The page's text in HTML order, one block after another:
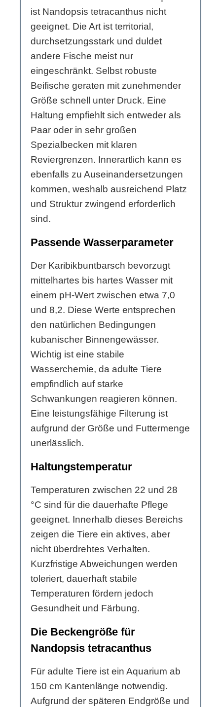
ist Nandopsis tetracanthus nicht
geeignet. Die Art ist territorial,
durchsetzungsstark und duldet
andere Fische meist nur
eingeschränkt. Selbst robuste
Beifische geraten mit zunehmender
Größe schnell unter Druck. Eine
Haltung empfiehlt sich entweder als
Paar oder in sehr großen
Spezialbecken mit klaren
Reviergrenzen. Innerartlich kann es
ebenfalls zu Auseinandersetzungen
kommen, weshalb ausreichend Platz
und Struktur zwingend erforderlich
sind.
Passende Wasserparameter
Der Karibikbuntbarsch bevorzugt
mittelhartes bis hartes Wasser mit
einem pH-Wert zwischen etwa 7,0
und 8,2. Diese Werte entsprechen
den natürlichen Bedingungen
kubanischer Binnengewässer.
Wichtig ist eine stabile
Wasserchemie, da adulte Tiere
empfindlich auf starke
Schwankungen reagieren können.
Eine leistungsfähige Filterung ist
aufgrund der Größe und Futtermenge
unerlässlich.
Haltungstemperatur
Temperaturen zwischen 22 und 28
°C sind für die dauerhafte Pflege
geeignet. Innerhalb dieses Bereichs
zeigen die Tiere ein aktives, aber
nicht überdrehtes Verhalten.
Kurzfristige Abweichungen werden
toleriert, dauerhaft stabile
Temperaturen fördern jedoch
Gesundheit und Färbung.
Die Beckengröße für
Nandopsis tetracanthus
Für adulte Tiere ist ein Aquarium ab
150 cm Kantenlänge notwendig.
Aufgrund der späteren Endgröße und